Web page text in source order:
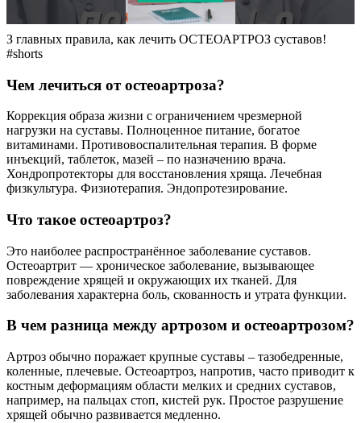
З главных правила, как лечить ОСТЕОАРТРОЗ суставов!
#shorts
Чем лечиться от остеоартроза?
Коррекция образа жизни с ограничением чрезмерной
нагрузки на суставы. Полноценное питание, богатое
витаминами. Противовоспалительная терапия. В форме
инъекций, таблеток, мазей – по назначению врача.
Хондропротекторы для восстановления хряща. Лечебная
физкультура. Физиотерапия. Эндопротезирование.
Что такое остеоартроз?
Это наиболее распространённое заболевание суставов.
Остеоартрит — хроническое заболевание, вызывающее
повреждение хрящей и окружающих их тканей. Для
заболевания характерна боль, скованность и утрата функции.
В чем разница между артрозом и остеоартрозом?
Артроз обычно поражает крупные суставы – тазобедренные,
коленные, плечевые. Остеоартроз, напротив, часто приводит к
костным деформациям области мелких и средних суставов,
например, на пальцах стоп, кистей рук. Простое разрушение
хрящей обычно развивается медленно.